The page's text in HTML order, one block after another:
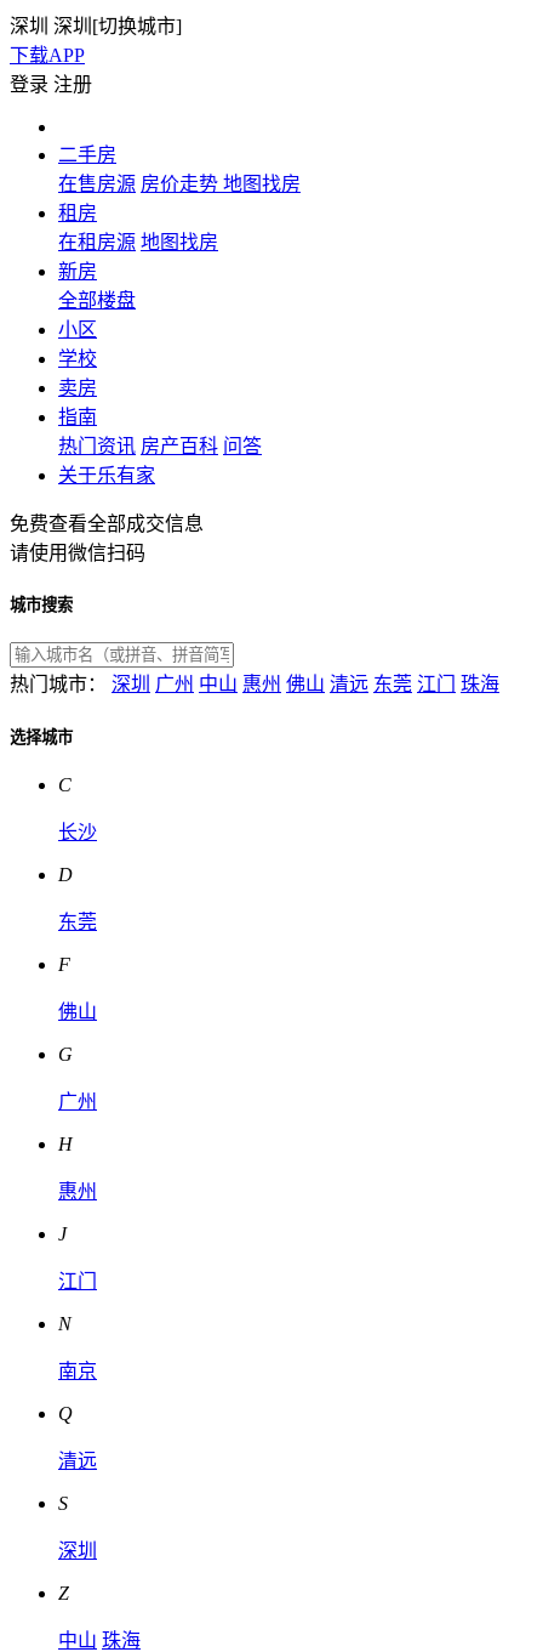
深圳 深圳[切换城市]
下载APP
登录 注册
二手房
在售房源 房价走势 地图找房
租房
在租房源 地图找房
新房
全部楼盘
小区
学校
卖房
指南
热门资讯 房产百科 问答
关于乐有家
免费查看全部成交信息
请使用微信扫码
城市搜索
热门城市： 深圳 广州 中山 惠州 佛山 清远 东莞 江门 珠海
选择城市
C
长沙
D
东莞
F
佛山
G
广州
H
惠州
J
江门
N
南京
Q
清远
S
深圳
Z
中山 珠海